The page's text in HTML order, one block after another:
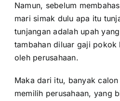
Namun, sebelum
mari simak dulu apa itu
tunjangan adalah upah
tambahan diluar gaji pokok
oleh perusahaan.
Maka dari itu, banyak
memilih perusahaan, yang